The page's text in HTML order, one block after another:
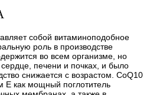
собой витаминоподобное
роль в производстве
во всем организме, но
печени и почках, и было
снижается с возрастом. CoQ10
Е как мощный поглотитель